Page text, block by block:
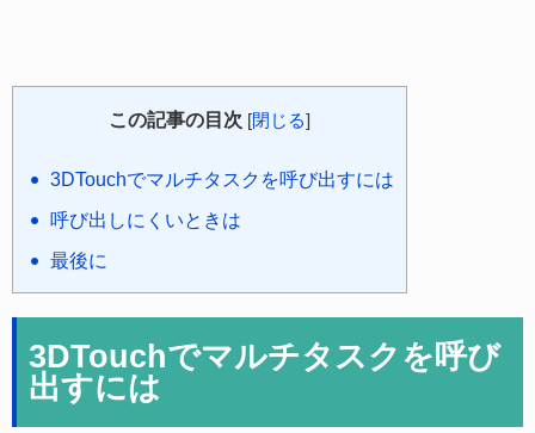
この記事の目次 [閉じる]
3DTouchでマルチタスクを呼び出すには
呼び出しにくいときは
最後に
3DTouchでマルチタスクを呼び
出すには